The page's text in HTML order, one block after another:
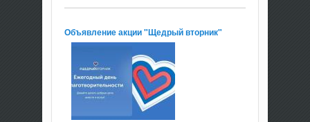
Объявление акции "Щедрый вторник"